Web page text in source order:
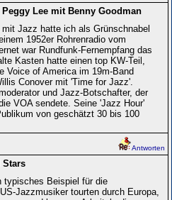
Lee mit Benny Goodman
Jazz hatte ich als Grünschnabel
1952er Rohrenradio vom
war Rundfunk-Fernempfang das
Kasten hatte einen top KW-Teil,
Voice of America im 19m-Band
Conover mit 'Time for Jazz'.
und Jazz‑Botschafter, der
VOA sendete. Seine 'Jazz Hour'
von geschätzt 30 bis 100
Antworten
Stars
typisches Beispiel für die
tourten durch Europa,